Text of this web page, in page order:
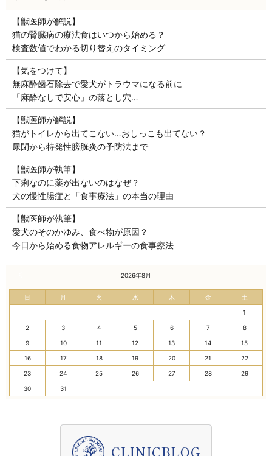
【獣医師が解説】
猫の腎臓病の療法食はいつから始める？
検査数値でわかる切り替えのタイミング
【気をつけて】
無麻酔歯石除去で愛犬がトラウマになる前に
「麻酔なしで安心」の落とし穴…
【獣医師が解説】
猫がトイレから出てこない…おしっこも出てない？
尿閉から特発性膀胱炎の予防法まで
【獣医師が執筆】
下痢なのに薬が出ないのはなぜ？
犬の慢性腸症と「食事療法」の本当の理由
【獣医師が執筆】
愛犬のそのかゆみ、食べ物が原因？
今日から始める食物アレルギーの食事療法
2026年8月
日 月 火 水 木 金 土
1
2 3 4 5 6 7 8
9 10 11 12 13 14 15
16 17 18 19 20 21 22
23 24 25 26 27 28 29
30 31